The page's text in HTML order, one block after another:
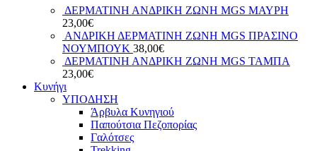
ΔΕΡΜΑΤΙΝΗ ΑΝΔΡΙΚΗ ΖΩΝΗ MGS ΜΑΥΡΗ
23,00€
ΑΝΔΡΙΚΗ ΔΕΡΜΑΤΙΝΗ ΖΩΝΗ MGS ΠΡΑΣΙΝΟ
ΝΟΥΜΠΟΥΚ 38,00€
ΔΕΡΜΑΤΙΝΗ ΑΝΔΡΙΚΗ ΖΩΝΗ MGS ΤΑΜΠΑ
23,00€
Κυνήγι
ΥΠΟΔΗΣΗ
Άρβυλα Κυνηγιού
Παπούτσια Πεζοπορίας
Γαλότσες